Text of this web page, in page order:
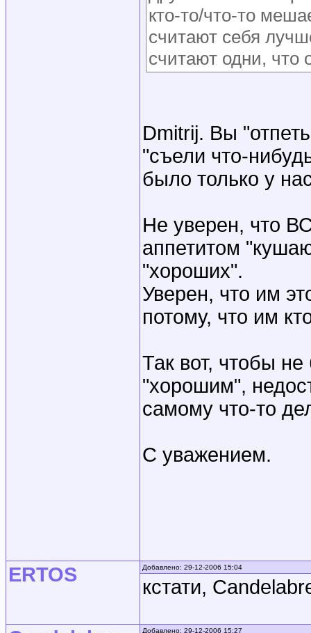
кто-то/что-то
считают себя
считают одни, что
Dmitrij. Вы
"съели что-
было только у
Не уверен, что
аппетитом
"хороших".
Уверен, что им
потому, что им
Так вот, чтобы
"хорошим",
самому что-то
С уважением.
ERTOS Добавлено: 29-12-2006 15:04
кстати,
Добавлено: 29-12-2006 15:27